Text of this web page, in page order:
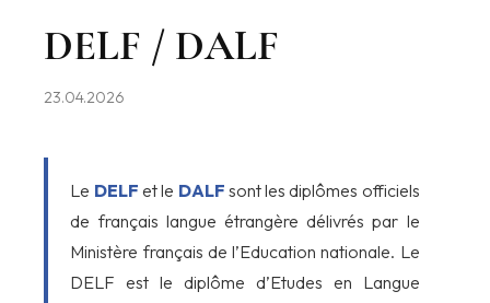
DELF / DALF
23.04.2026
Le DELF et le DALF sont les diplômes officiels
de français langue étrangère délivrés par le
Ministère français de l’Education nationale. Le
DELF est le diplôme d’Etudes en Langue